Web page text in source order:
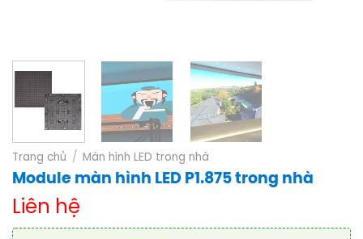
Trang chủ / Màn hình LED trong nhà
Module màn hình LED P1.875 trong nhà
Liên hệ